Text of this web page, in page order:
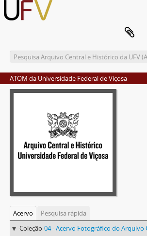
ATOM da Universidade Federal de Viçosa
Acervo
Pesquisa rápida
Coleção 04 - Acervo Fotográfico do Arquivo